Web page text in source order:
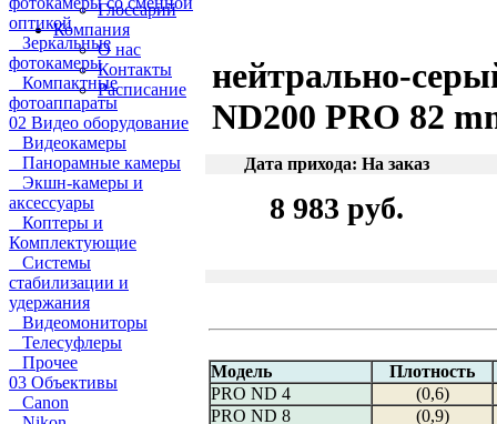
Глоссарий
Компания
О нас
Контакты
Расписание
оптикой
Зеркальные
фотокамеры
Компактные
фотоаппараты
02 Видео оборудование
Видеокамеры
Панорамные камеры
Экшн-камеры и
аксессуары
Коптеры и
Комплектующие
Системы
стабилизации и
удержания
Видеомониторы
Телесуфлеры
Прочее
03 Объективы
Canon
нейтрально-
ND200 PRO 82
Дата прихода: На заказ
8 983 руб.
Модель
Плотность
PRO ND 4
(0,6)
PRO ND 8
(0,9)